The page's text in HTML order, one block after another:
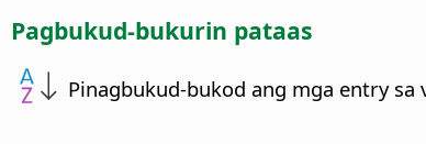
Pagbukud-bukurin pataas
Pinagbukud-bukod ang mga entry sa